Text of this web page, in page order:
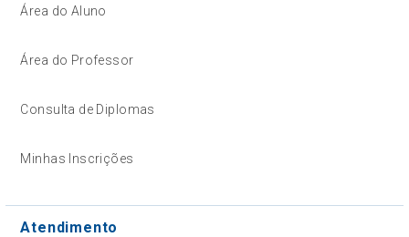
Área do Aluno
Área do Professor
Consulta de Diplomas
Minhas Inscrições
Atendimento